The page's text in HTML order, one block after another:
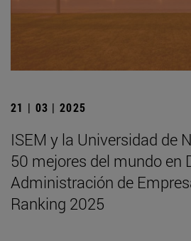
21 | 03 | 2025
ISEM y la Universidad de
50 mejores del mundo en
Administración de
Ranking 2025